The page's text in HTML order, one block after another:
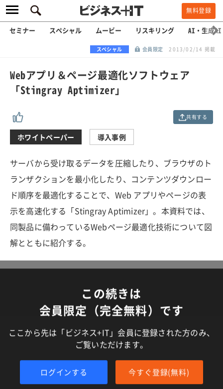
無料登録
セミナー スペシャル ムービー リスキリング AI・生成AI
スペシャル 会員限定 2013/02/14 掲載
Webアプリ＆ページ最適化ソフトウェア
「Stingray Aptimizer」
共有する
ホワイトペーパー 導入事例
サーバから受け取るデータを圧縮したり、ブラウザのト
ランザクションを最小化したり、コンテンツダウンロー
ド順序を最適化することで、Web アプリやページの表
示を高速化する「Stingray Aptimizer」。本資料では、
同製品に備わっているWebページ最適化技術について図
解とともに紹介する。
この続きは
会員限定（完全無料）です
ここから先は「ビジネス+IT」会員に登録された方のみ、
ご覧いただけます。
ログインする 今すぐ登録(無料)